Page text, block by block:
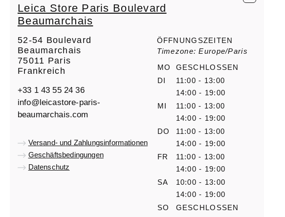
Leica Store Paris Boulevard
Beaumarchais
52-54 Boulevard
Beaumarchais
75011 Paris
Frankreich
+33 1 43 55 24 36
info@leicastore-paris-
beaumarchais.com
Versand- und Zahlungsinformationen
Geschäftsbedingungen
Datenschutz
ÖFFNUNGSZEITEN
Timezone: Europe/Paris
MO
GESCHLOSSEN
DI
11:00 - 13:00
14:00 - 19:00
MI
11:00 - 13:00
14:00 - 19:00
DO
11:00 - 13:00
14:00 - 19:00
FR
11:00 - 13:00
14:00 - 19:00
SA
10:00 - 13:00
14:00 - 19:00
SO
GESCHLOSSEN